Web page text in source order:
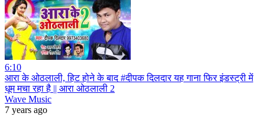
6:10
आरा के ओठलाली, हिट होने के बाद #दीपक दिलदार यह गाना फिर इंडस्ट्री में
धूम मचा रहा है || आरा ओठलाली 2
Wave Music
7 years ago